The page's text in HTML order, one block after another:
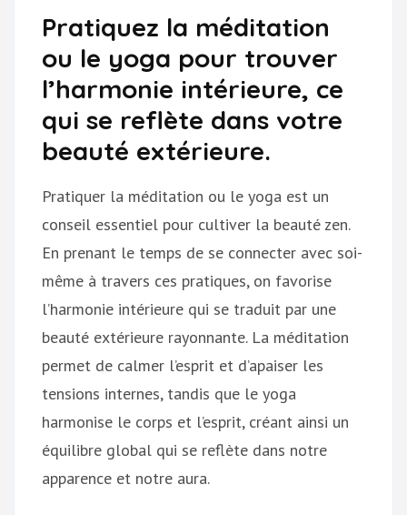
Pratiquez la méditation
ou le yoga pour trouver
l’harmonie intérieure, ce
qui se reflète dans votre
beauté extérieure.
Pratiquer la méditation ou le yoga est un
conseil essentiel pour cultiver la beauté zen.
En prenant le temps de se connecter avec soi-
même à travers ces pratiques, on favorise
l’harmonie intérieure qui se traduit par une
beauté extérieure rayonnante. La méditation
permet de calmer l’esprit et d’apaiser les
tensions internes, tandis que le yoga
harmonise le corps et l’esprit, créant ainsi un
équilibre global qui se reflète dans notre
apparence et notre aura.